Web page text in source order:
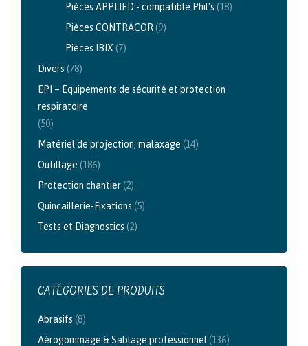
produit
Pièces APPLIED - compatible Phil's (18)
Pièces CONTRACOR(9)
Pièces IBIX (7)
Divers (78)
EPI – Équipements de sécurité et protection
respiratoire
(50)
Matériel de projection, malaxage (14)
Outillage (186)
Protection chantier(2)
Quincaillerie-Fixations (5)
Tests et Diagnostics (2)
CATÉGORIES DE PRODUITS
Abrasifs (8)
Aérogommage & Sablage professionnel (136)